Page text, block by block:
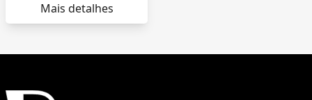
Mais detalhes